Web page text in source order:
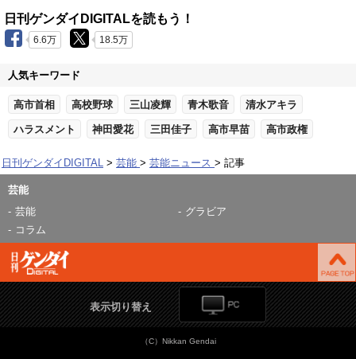
日刊ゲンダイDIGITALを読もう！
6.6万 18.5万
人気キーワード
高市首相 高校野球 三山凌輝 青木歌音 清水アキラ
ハラスメント 神田愛花 三田佳子 高市早苗 高市政権
日刊ゲンダイDIGITAL 芸能 芸能ニュース 記事
芸能
芸能
グラビア
コラム
表示切り替え
（C）Nikkan Gendai